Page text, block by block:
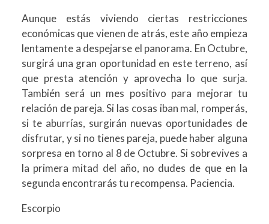
Aunque estás viviendo ciertas restricciones
económicas que vienen de atrás, este año empieza
lentamente a despejarse el panorama. En Octubre,
surgirá una gran oportunidad en este terreno, así
que presta atención y aprovecha lo que surja.
También será un mes positivo para mejorar tu
relación de pareja. Si las cosas iban mal, romperás,
si te aburrías, surgirán nuevas oportunidades de
disfrutar, y si no tienes pareja, puede haber alguna
sorpresa en torno al 8 de Octubre. Si sobrevives a
la primera mitad del año, no dudes de que en la
segunda encontrarás tu recompensa. Paciencia.
Escorpio